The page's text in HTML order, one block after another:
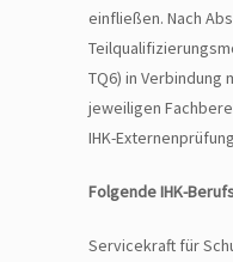
einfließen. Nach
TQ6) in Verbindung
jeweiligen
IHK-
Folgende IHK-
Servicekraft für